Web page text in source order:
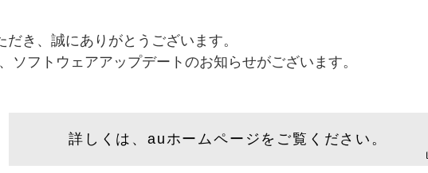
き、誠にありがとうございます。
ソフトウェアアップデートのお知らせがございます。
詳しくは、auホームページをご覧ください。